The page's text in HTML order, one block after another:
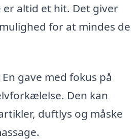
er altid et hit. Det giver
for at mindes de
gave med fokus på
Den kan
duftlys og måske